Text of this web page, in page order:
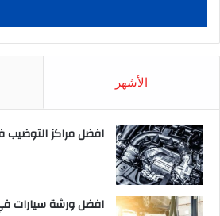
الأشهر
افضل مراكز
افضل ورشة سيارات